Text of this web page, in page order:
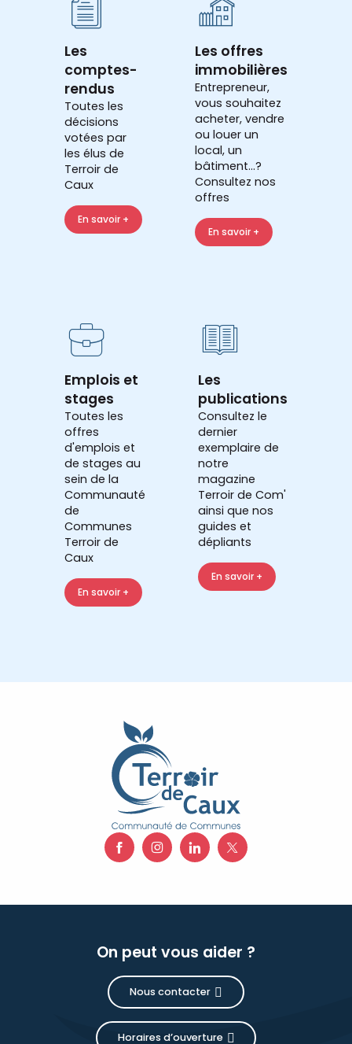
Les
comptes-
rendus
Toutes les
décisions
votées par
les élus de
Terroir de
Caux
En savoir +
Les offres
immobilières
Entrepreneur,
vous souhaitez
acheter, vendre
ou louer un
local, un
bâtiment...?
Consultez nos
offres
En savoir +
Emplois et
stages
Toutes les
offres
d'emplois et
de stages au
sein de la
Communauté
de
Communes
Terroir de
Caux
En savoir +
Les
publications
Consultez le
dernier
exemplaire de
notre
magazine
Terroir de Com'
ainsi que nos
guides et
dépliants
En savoir +
On peut vous aider ?
Nous contacter
Horaires d’ouverture